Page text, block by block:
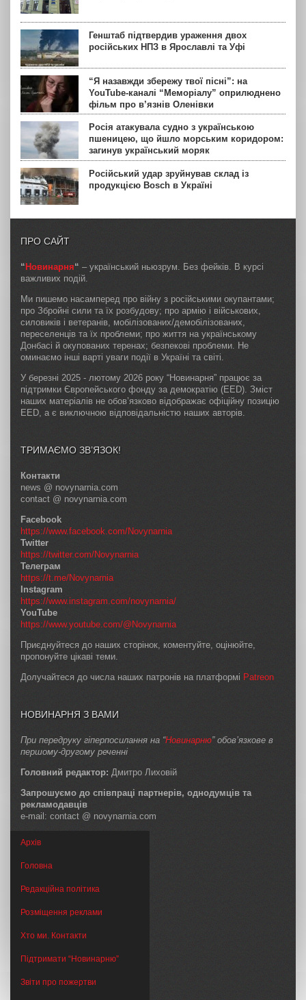
Генштаб підтвердив ураження двох
російських НПЗ в Ярославлі та Уфі
“Я назавжди збережу твої пісні”: на
YouTube-каналі “Меморіалу” оприлюднено
фільм про в’язнів Оленівки
Росія атакувала судно з українською
пшеницею, що йшло морським коридором:
загинув український моряк
Російський удар зруйнував склад із
продукцією Bosch в Україні
ПРО САЙТ
“ Новинарня“ – український ньюзрум. Без фейків. В курсі
важливих подій.
Ми пишемо насамперед про війну з російськими окупантами;
про Збройні сили та їх розбудову; про армію і військових,
силовиків і ветеранів, мобілізованих/демобілізованих,
переселенців та їх проблеми; про життя на українському
Донбасі й окупованих теренах; безпекові проблеми. Не
оминаємо інші варті уваги події в Україні та світі.
У березні 2025 - лютому 2026 року “Новинарня” працює за
підтримки Європейського фонду за демократію (EED). Зміст
наших матеріалів не обов’язково відображає офіційну позицію
EED, а є виключною відповідальністю наших авторів.
ТРИМАЄМО ЗВ’ЯЗОК!
Контакти
news @ novynarnia.com
contact @ novynarnia.com
Facebook
https://www.facebook.com/Novynarnia
Twitter
https://twitter.com/Novynarnia
Телеграм
https://t.me/Novynarnia
Instagram
https://www.instagram.com/novynarnia/
YouTube
https://www.youtube.com/@Novynarnia
Приєднуйтеся до наших сторінок, коментуйте, оцінюйте,
пропонуйте цікаві теми.
Долучайтеся до числа наших патронів на платформі Patreon
НОВИНАРНЯ З ВАМИ
При передруку гіперпосилання на “Новинарню” обов’язкове в
першому-другому реченні
Головний редактор: Дмитро Лиховій
Запрошуємо до співпраці партнерів, однодумців та
рекламодавців
e-mail: contact @ novynarnia.com
Архів
Головна
Редакційна політика
Розміщення реклами
Хто ми. Контакти
Підтримати “Новинарню”
Звіти про пожертви